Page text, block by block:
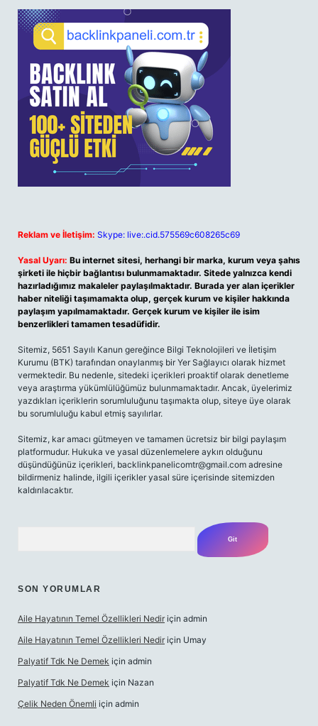
Reklam ve İletişim: Skype: live:.cid.575569c608265c69
Yasal Uyarı: Bu internet sitesi, herhangi bir marka, kurum veya şahıs
şirketi ile hiçbir bağlantısı bulunmamaktadır. Sitede yalnızca kendi
hazırladığımız makaleler paylaşılmaktadır. Burada yer alan içerikler
haber niteliği taşımamakta olup, gerçek kurum ve kişiler hakkında
paylaşım yapılmamaktadır. Gerçek kurum ve kişiler ile isim
benzerlikleri tamamen tesadüfidir.
Sitemiz, 5651 Sayılı Kanun gereğince Bilgi Teknolojileri ve İletişim
Kurumu (BTK) tarafından onaylanmış bir Yer Sağlayıcı olarak hizmet
vermektedir. Bu nedenle, sitedeki içerikleri proaktif olarak denetleme
veya araştırma yükümlülüğümüz bulunmamaktadır. Ancak, üyelerimiz
yazdıkları içeriklerin sorumluluğunu taşımakta olup, siteye üye olarak
bu sorumluluğu kabul etmiş sayılırlar.
Sitemiz, kar amacı gütmeyen ve tamamen ücretsiz bir bilgi paylaşım
platformudur. Hukuka ve yasal düzenlemelere aykırı olduğunu
düşündüğünüz içerikleri, backlinkpanelicomtr@gmail.com adresine
bildirmeniz halinde, ilgili içerikler yasal süre içerisinde sitemizden
kaldırılacaktır.
SON YORUMLAR
Aile Hayatının Temel Özellikleri Nedir için admin
Aile Hayatının Temel Özellikleri Nedir için Umay
Palyatif Tdk Ne Demek için admin
Palyatif Tdk Ne Demek için Nazan
Çelik Neden Önemli için admin